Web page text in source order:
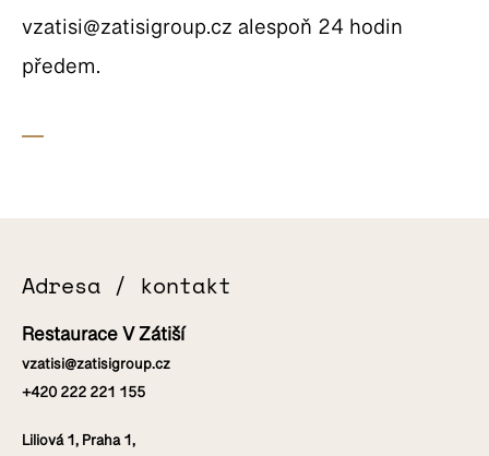
vzatisi@zatisigroup.cz alespoň 24 hodin
předem.
Adresa / kontakt
Restaurace V Zátiší
vzatisi@zatisigroup.cz
+420 222 221 155
Liliová 1, Praha 1,